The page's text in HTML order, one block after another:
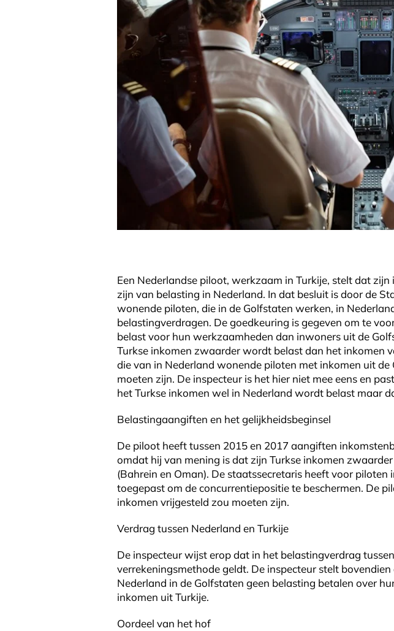
Een Nederlandse piloot, werkzaam in Turkije, stelt dat
zijn van belasting in Nederland. In dat besluit is door de
wonende piloten, die in de Golfstaten werken, in
belastingverdragen. De goedkeuring is gegeven om te
belast voor hun werkzaamheden dan inwoners uit de
Turkse inkomen zwaarder wordt belast dan het inkomen
die van in Nederland wonende piloten met inkomen uit
moeten zijn. De inspecteur is het hier niet mee eens en
het Turkse inkomen wel in Nederland wordt belast maar
Belastingaangiften en het gelijkheidsbeginsel
De piloot heeft tussen 2015 en 2017 aangiften
omdat hij van mening is dat zijn Turkse inkomen
(Bahrein en Oman). De staatssecretaris heeft voor
toegepast om de concurrentiepositie te beschermen. De
inkomen vrijgesteld zou moeten zijn.
Verdrag tussen Nederland en Turkije
De inspecteur wijst erop dat in het belastingverdrag
verrekeningsmethode geldt. De inspecteur stelt
Nederland in de Golfstaten geen belasting betalen over
inkomen uit Turkije.
Oordeel van het hof